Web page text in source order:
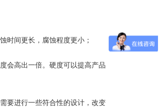
时间更长，腐蚀程度更小；
会高出一倍。硬度可以提高产品
要进行一些符合性的设计，改变